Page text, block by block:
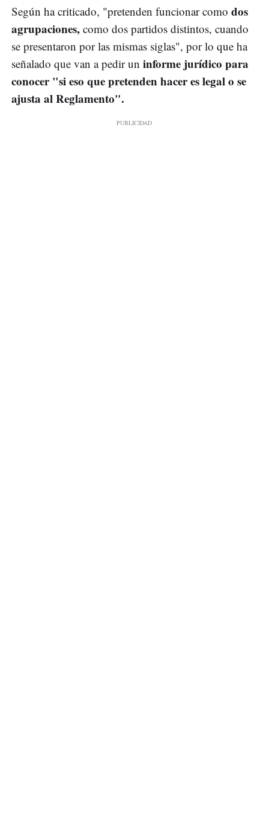
Según ha criticado, "pretenden funcionar como dos
agrupaciones, como dos partidos distintos, cuando
se presentaron por las mismas siglas", por lo que ha
señalado que van a pedir un informe jurídico para
conocer "si eso que pretenden hacer es legal o se
ajusta al Reglamento".